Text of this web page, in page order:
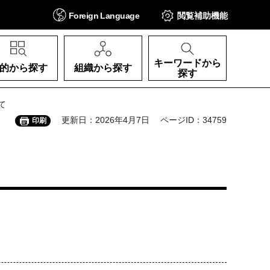
Foreign Language 閲覧補助機能
から探す 組織から探す
キーワードから
探す
印刷 更新日：2026年4月7日 ページID：34759